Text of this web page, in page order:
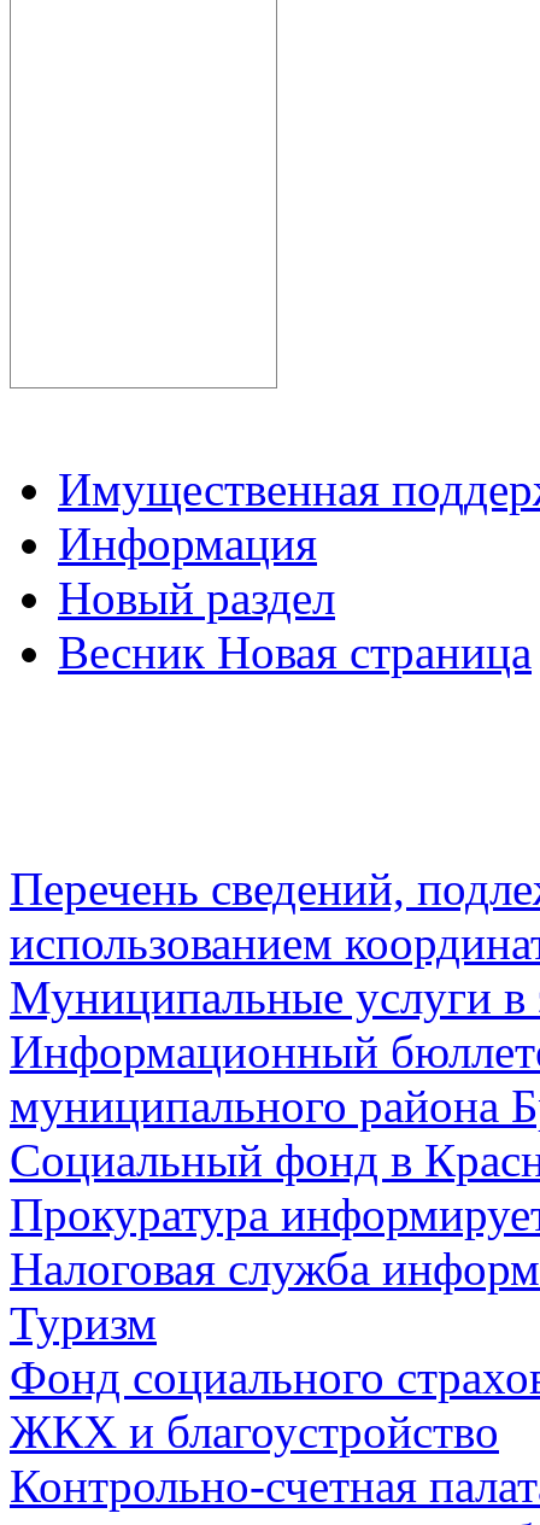
Имущественная
Информация
Новый раздел
Весник Новая страница
Перечень сведений,
использованием
Муниципальные услуги в
Информационный
муниципального района
Социальный фонд в
Прокуратура
Налоговая служба
Туризм
Фонд социального
ЖКХ и благоустройство
Контрольно-счетная